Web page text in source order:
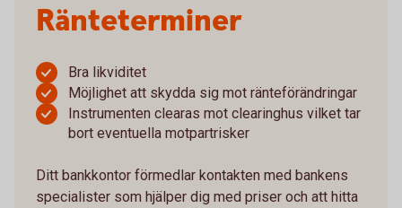
Ränteterminer
Bra likviditet
Möjlighet att skydda sig mot ränteförändringar
Instrumenten clearas mot clearinghus vilket tar
bort eventuella motpartrisker
Ditt bankkontor förmedlar kontakten med bankens
specialister som hjälper dig med priser och att hitta